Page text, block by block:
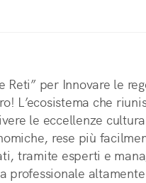
per Innovare le
L’ecosistema che
le eccellenze
rese più
tramite esperti e